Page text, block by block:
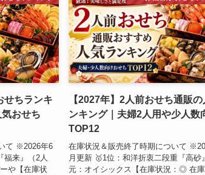
せちランキ
おせち
て ※2026年6
福来』（2人
や【在庫状
【2027年】2人前おせち通販の
ンキング｜夫婦2人用や少人数
TOP12
在庫状況＆販売終了時期について
月更新 🥇1位：和洋折衷二段重『高砂
元：オイシックス【在庫状況：◎ 在庫